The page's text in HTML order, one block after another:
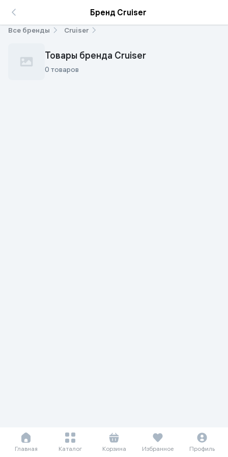
Бренд Cruiser
Все бренды Cruiser
Товары бренда Cruiser
0 товаров
Главная Каталог Корзина Избранное Профиль